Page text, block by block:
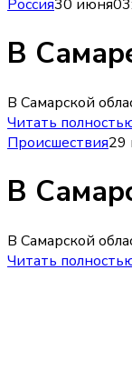
Россия30 июня
В
В Самарской
Читать
Происшествия29
В
В Самарской
Читать